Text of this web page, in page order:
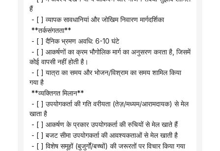
हैं
- [ ] व्यापक सावधानियां और जोखिम निवारण मार्गदर्शिका
**तर्कसंगतता**
- [ ] दैनिक भ्रमण अवधि: 6-10 घंटे
कोई वापसी नहीं होती है।
गया है
**व्यक्तिगत मिलान**
खाता है
- [ ] आकर्षण के प्रकार उपयोगकर्ता की रुचियों से मेल खाते हैं
- [ ] बजट सीमा उपयोगकर्ता की आवश्यकताओं से मेल खाती है